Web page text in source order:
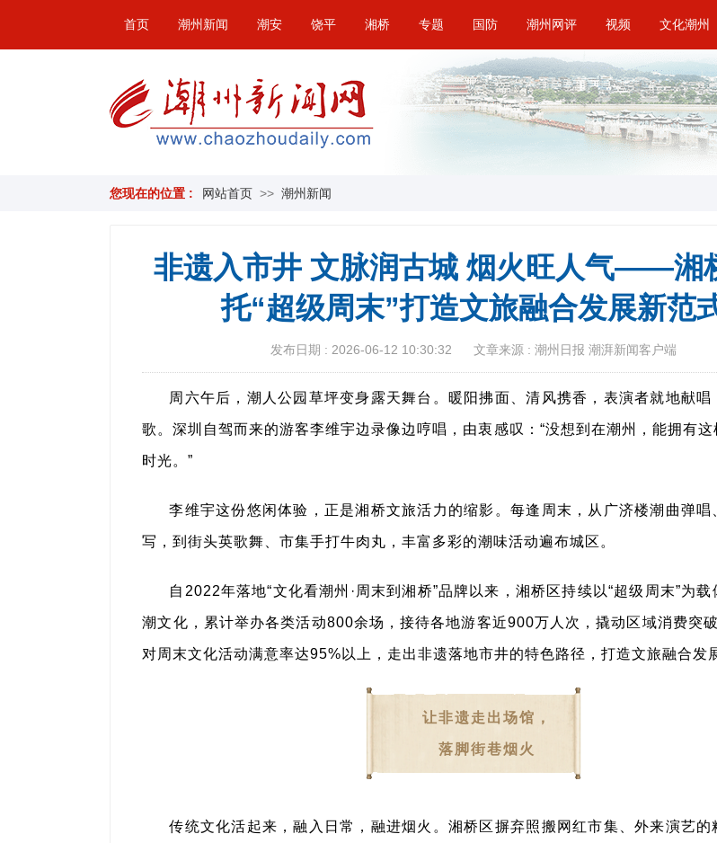
首页 潮州新闻 潮安 饶平 湘桥 专题 国防 潮州网评 视频 文化潮州
您现在的位置 : 网站首页 >> 潮州新闻
非遗入市井 文脉润古城 烟火旺人气——湘
托“超级周末”打造文旅融合发展新范
发布日期 : 2026-06-12 10:30:32 文章来源 : 潮州日报 潮湃新闻客户端
周六午后，潮人公园草坪变身露天舞台。暖阳拂面、清风携香，表演者就地献唱
歌。深圳自驾而来的游客李维宇边录像边哼唱，由衷感叹：“没想到在潮州，能拥有这
时光。”
李维宇这份悠闲体验，正是湘桥文旅活力的缩影。每逢周末，从广济楼潮曲弹唱
写，到街头英歌舞、市集手打牛肉丸，丰富多彩的潮味活动遍布城区。
自2022年落地“文化看潮州·周末到湘桥”品牌以来，湘桥区持续以“超级周末”为
潮文化，累计举办各类活动800余场，接待各地游客近900万人次，撬动区域消费突
对周末文化活动满意率达95%以上，走出非遗落地市井的特色路径，打造文旅融合发
让非遗走出场馆，
落脚街巷烟火
传统文化活起来，融入日常，融进烟火。湘桥区摒弃照搬网红市集、外来演艺的